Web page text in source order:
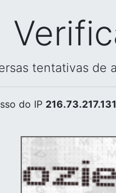
tentativas de
do IP 216.73.217.131